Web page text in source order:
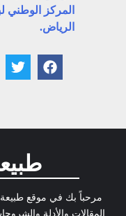
المركز الوطني
الرياض.
مرحباً بك في موقع
المقالات والأدلة